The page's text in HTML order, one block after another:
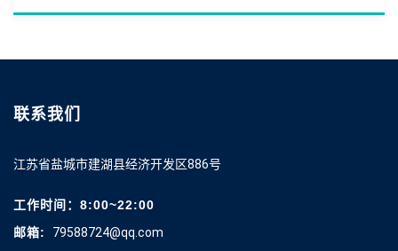
联系我们
江苏省盐城市建湖县经济开发区886号
工作时间：8:00~22:00
邮箱:
79588724@qq.com